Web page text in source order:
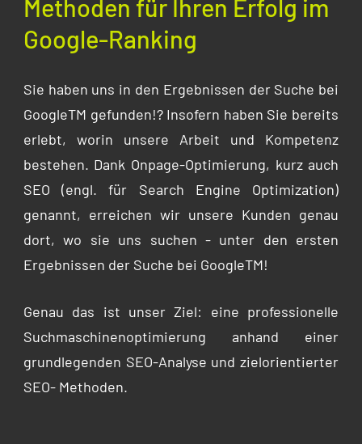
Methoden für Ihren Erfolg im
Google-Ranking
Sie haben uns in den Ergebnissen der Suche bei
GoogleTM gefunden!? Insofern haben Sie bereits
erlebt, worin unsere Arbeit und Kompetenz
bestehen. Dank Onpage-Optimierung, kurz auch
SEO (engl. für Search Engine Optimization)
genannt, erreichen wir unsere Kunden genau
dort, wo sie uns suchen - unter den ersten
Ergebnissen der Suche bei GoogleTM!
Genau das ist unser Ziel: eine professionelle
Suchmaschinenoptimierung anhand einer
grundlegenden SEO-Analyse und zielorientierter
SEO- Methoden.